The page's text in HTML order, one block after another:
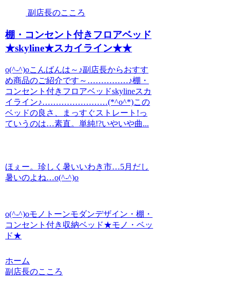
副店長のこころ
棚・コンセント付きフロアベッド
★skyline★スカイライン★★
o(^-^)oこんばんは～♪副店長からおすす
め商品のご紹介です～……………♪棚・
コンセント付きフロアベッドskylineスカ
イライン♪……………………(*^o^*)この
ベッドの良さ、まっすぐストレート!っ
ていうのは…素直。単純!?いやいや曲...
ほぇー。珍しく暑いいわき市…5月だし
暑いのよね…o(^-^)o
o(^-^)oモノトーンモダンデザイン・棚・
コンセント付き収納ベッド★モノ・ベッ
ド★
ホーム
副店長のこころ